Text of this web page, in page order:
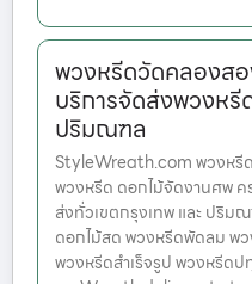
พวงหรีดวัดคลองส
บริการจัดส่งพวงหรี
ปริมณฑล
StyleWreath.com พวงหรี
พวงหรีด ดอกไม้จัดงานศพ
ส่งทั่วเขตกรุงเทพ และ ปริม
ดอกไม้สด พวงหรีดพัดลม พ
พวงหรีดสำเร็จรูป พวงหรีด